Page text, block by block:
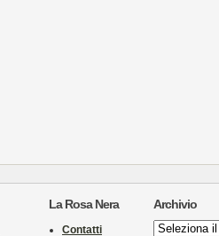
La Rosa Nera
Contatti
Archivio
Archivio